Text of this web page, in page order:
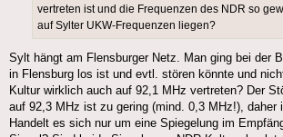
vertreten ist und die Frequenzen des NDR so
auf Sylter UKW-Frequenzen liegen?
Sylt hängt am Flensburger Netz. Man ging bei der
in Flensburg los ist und evtl. stören könnte und
Kultur wirklich auch auf 92,1 MHz vertreten? Der
auf 92,3 MHz ist zu gering (mind. 0,3 MHz!), daher
Handelt es sich nur um eine Spiegelung im